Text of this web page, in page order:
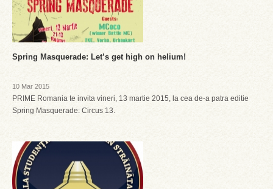
Spring Masquerade: Let’s get high on helium!
10 Mar 2015
PRIME Romania te invita vineri, 13 martie 2015, la cea de-a patra editie
Spring Masquerade: Circus 13.